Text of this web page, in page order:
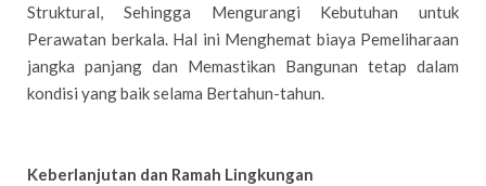
Struktural, Sehingga Mengurangi Kebutuhan untuk
Perawatan berkala. Hal ini Menghemat biaya Pemeliharaan
jangka panjang dan Memastikan Bangunan tetap dalam
kondisi yang baik selama Bertahun-tahun.
Keberlanjutan dan Ramah Lingkungan